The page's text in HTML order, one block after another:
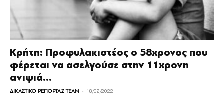
Κρήτη: Προφυλακιστέος ο 58χρονος που
φέρεται να ασελγούσε στην 11χρονη
ανιψιά...
ΔΙΚΑΣΤΙΚΟ ΡΕΠΟΡΤΑΖ TEAM - 18/02/2022